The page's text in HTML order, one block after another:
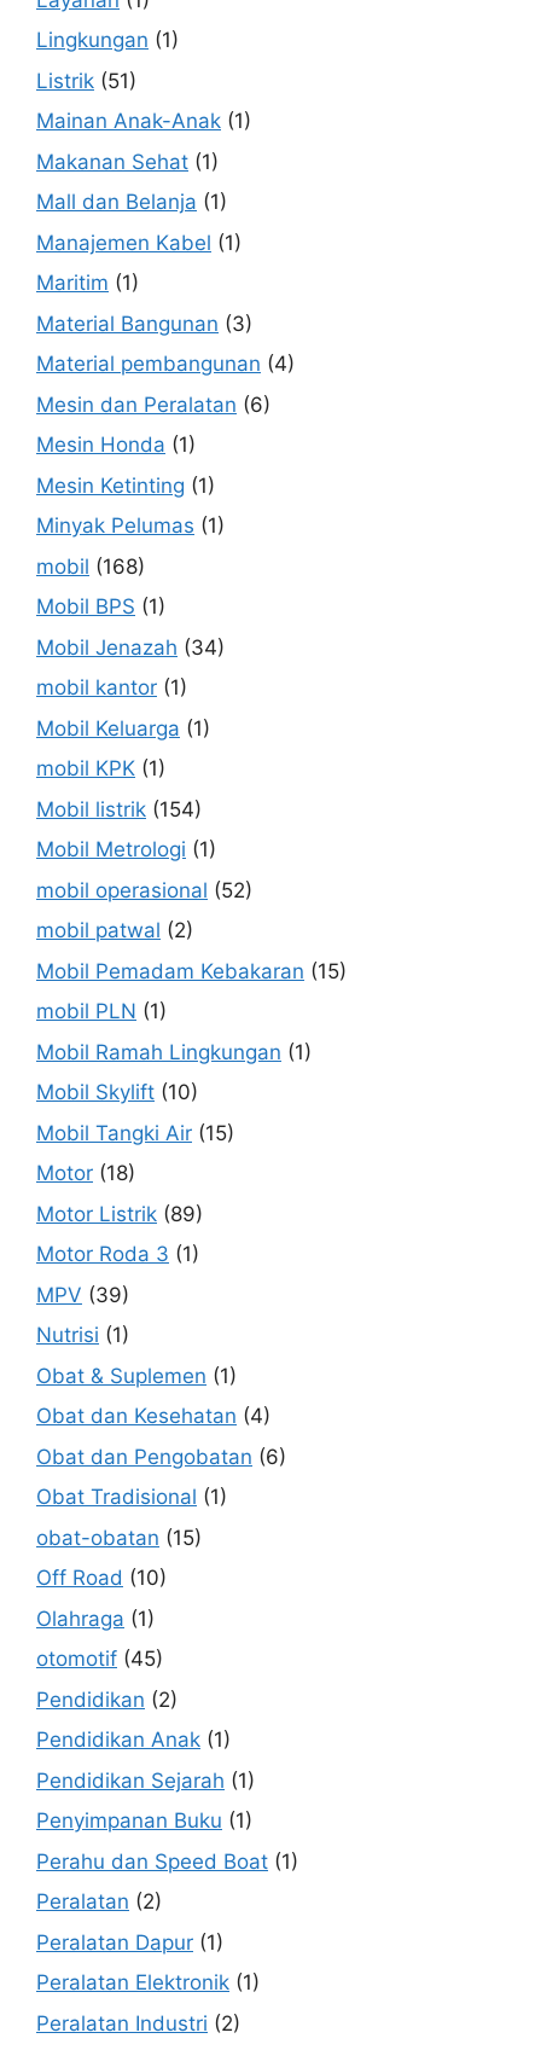
Lingkungan (1)
Listrik (51)
Mainan Anak-Anak (1)
Makanan Sehat (1)
Mall dan Belanja (1)
Manajemen Kabel (1)
Maritim (1)
Material Bangunan (3)
Material pembangunan (4)
Mesin dan Peralatan (6)
Mesin Honda (1)
Mesin Ketinting (1)
Minyak Pelumas (1)
mobil (168)
Mobil BPS (1)
Mobil Jenazah (34)
mobil kantor (1)
Mobil Keluarga (1)
mobil KPK (1)
Mobil listrik (154)
Mobil Metrologi (1)
mobil operasional (52)
mobil patwal (2)
Mobil Pemadam Kebakaran (15)
mobil PLN (1)
Mobil Ramah Lingkungan (1)
Mobil Skylift (10)
Mobil Tangki Air (15)
Motor (18)
Motor Listrik (89)
Motor Roda 3 (1)
MPV (39)
Nutrisi (1)
Obat & Suplemen (1)
Obat dan Kesehatan (4)
Obat dan Pengobatan (6)
Obat Tradisional (1)
obat-obatan (15)
Off Road (10)
Olahraga (1)
otomotif (45)
Pendidikan (2)
Pendidikan Anak (1)
Pendidikan Sejarah (1)
Penyimpanan Buku (1)
Perahu dan Speed Boat (1)
Peralatan (2)
Peralatan Dapur (1)
Peralatan Elektronik (1)
Peralatan Industri (2)